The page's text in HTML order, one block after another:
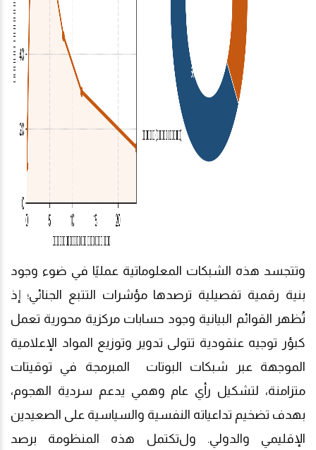
وتتجسد هذه الشبكات المعلوماتية عمليًا في ضوء وجود
بنية رقمية تفصيلية ترصدها مؤشرات التتبع الجنائي؛ إذ
تُظهر القوائم البيانية وجود حسابات مركزية محورية تعمل
كبؤر توجيه عنقودية تتولى تدوير وتوزيع المواد الإعلامية
الموجهة عبر شبكات البوتات
المبرمجة في توقيتات
متزامنة، لتشكيل رأي عام وهمي يدعم سردية الهجوم،
بهدف تضخيم تداعياته النفسية والسياسية على الصعيدين
الإقليمي والدولي. و لتكتمل هذه المنظومة برصد